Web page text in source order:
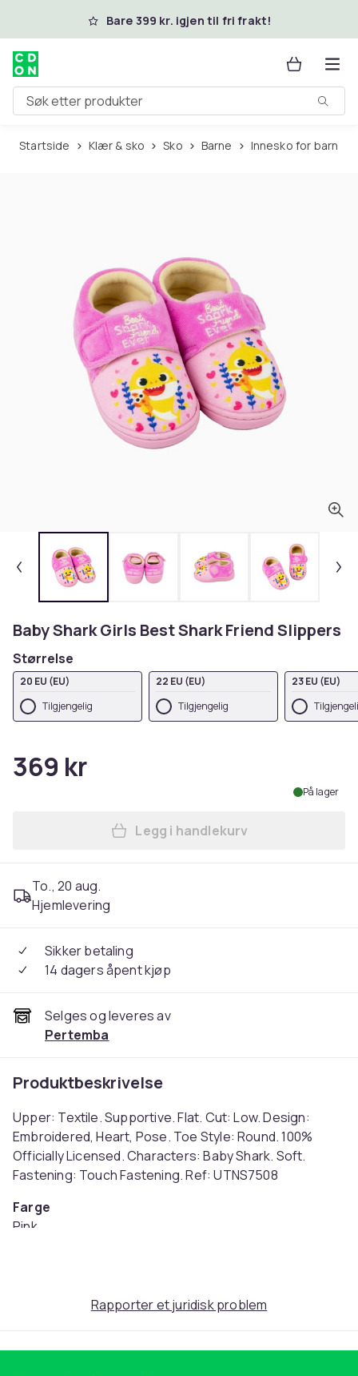
Hopp til hovedinnholdBare 399 kr. igjen til fri frakt!
Søk etter produkter
Startside Klær & sko Sko Barne Innesko for barn
Baby Shark Girls Best Shark Friend Slippers
Størrelse
20 EU (EU)
Tilgjengelig
22 EU (EU)
Tilgjengelig
23 EU (EU)
369 kr
På lager
Legg Baby Shark Girls
Legg i handlekurv
To., 20 aug.
Hjemlevering
Sikker betaling
14 dagers åpent kjøp
Selges og leveres av
Pertemba
Produktbeskrivelse
Upper: Textile. Supportive. Flat. Cut: Low. Design:
Embroidered, Heart, Pose. Toe Style: Round. 100%
Officially Licensed. Characters: Baby Shark. Soft.
Fastening: Touch Fastening. Ref: UTNS7508
Farge
Pink
e4130c28-b541-4a37-a626-30361574dba0
Rapporter et juridisk problem